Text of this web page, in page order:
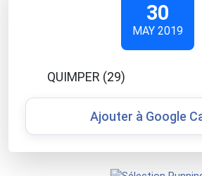
30
MAY 2019
QUIMPER (29)
Ajouter à Google